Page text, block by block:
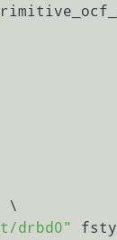
\
drbd0"